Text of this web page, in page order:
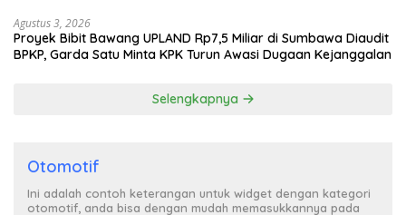
Agustus 3, 2026
Proyek Bibit Bawang UPLAND Rp7,5 Miliar di Sumbawa Diaudit
BPKP, Garda Satu Minta KPK Turun Awasi Dugaan Kejanggalan
Selengkapnya
Otomotif
Ini adalah contoh keterangan untuk widget dengan kategori
otomotif, anda bisa dengan mudah memasukkannya pada